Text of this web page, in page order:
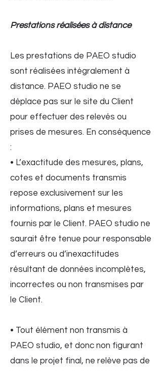
Prestations réalisées à distance
Les prestations de PAEO studio
sont réalisées intégralement à
distance. PAEO studio ne se
déplace pas sur le site du Client
pour effectuer des relevés ou
prises de mesures. En conséquence
:
• L’exactitude des mesures, plans,
cotes et documents transmis
repose exclusivement sur les
informations, plans et mesures
fournis par le Client. PAEO studio ne
saurait être tenue pour responsable
d’erreurs ou d’inexactitudes
résultant de données incomplètes,
incorrectes ou non transmises par
le Client.
• Tout élément non transmis à
PAEO studio, et donc non figurant
dans le projet final, ne relève pas de